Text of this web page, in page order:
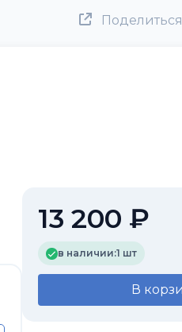
13 200 ₽
в наличии:1 шт
В